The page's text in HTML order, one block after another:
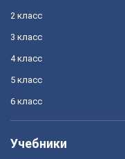
2 класс
3 класс
4 класс
5 класс
6 класс
Учебники